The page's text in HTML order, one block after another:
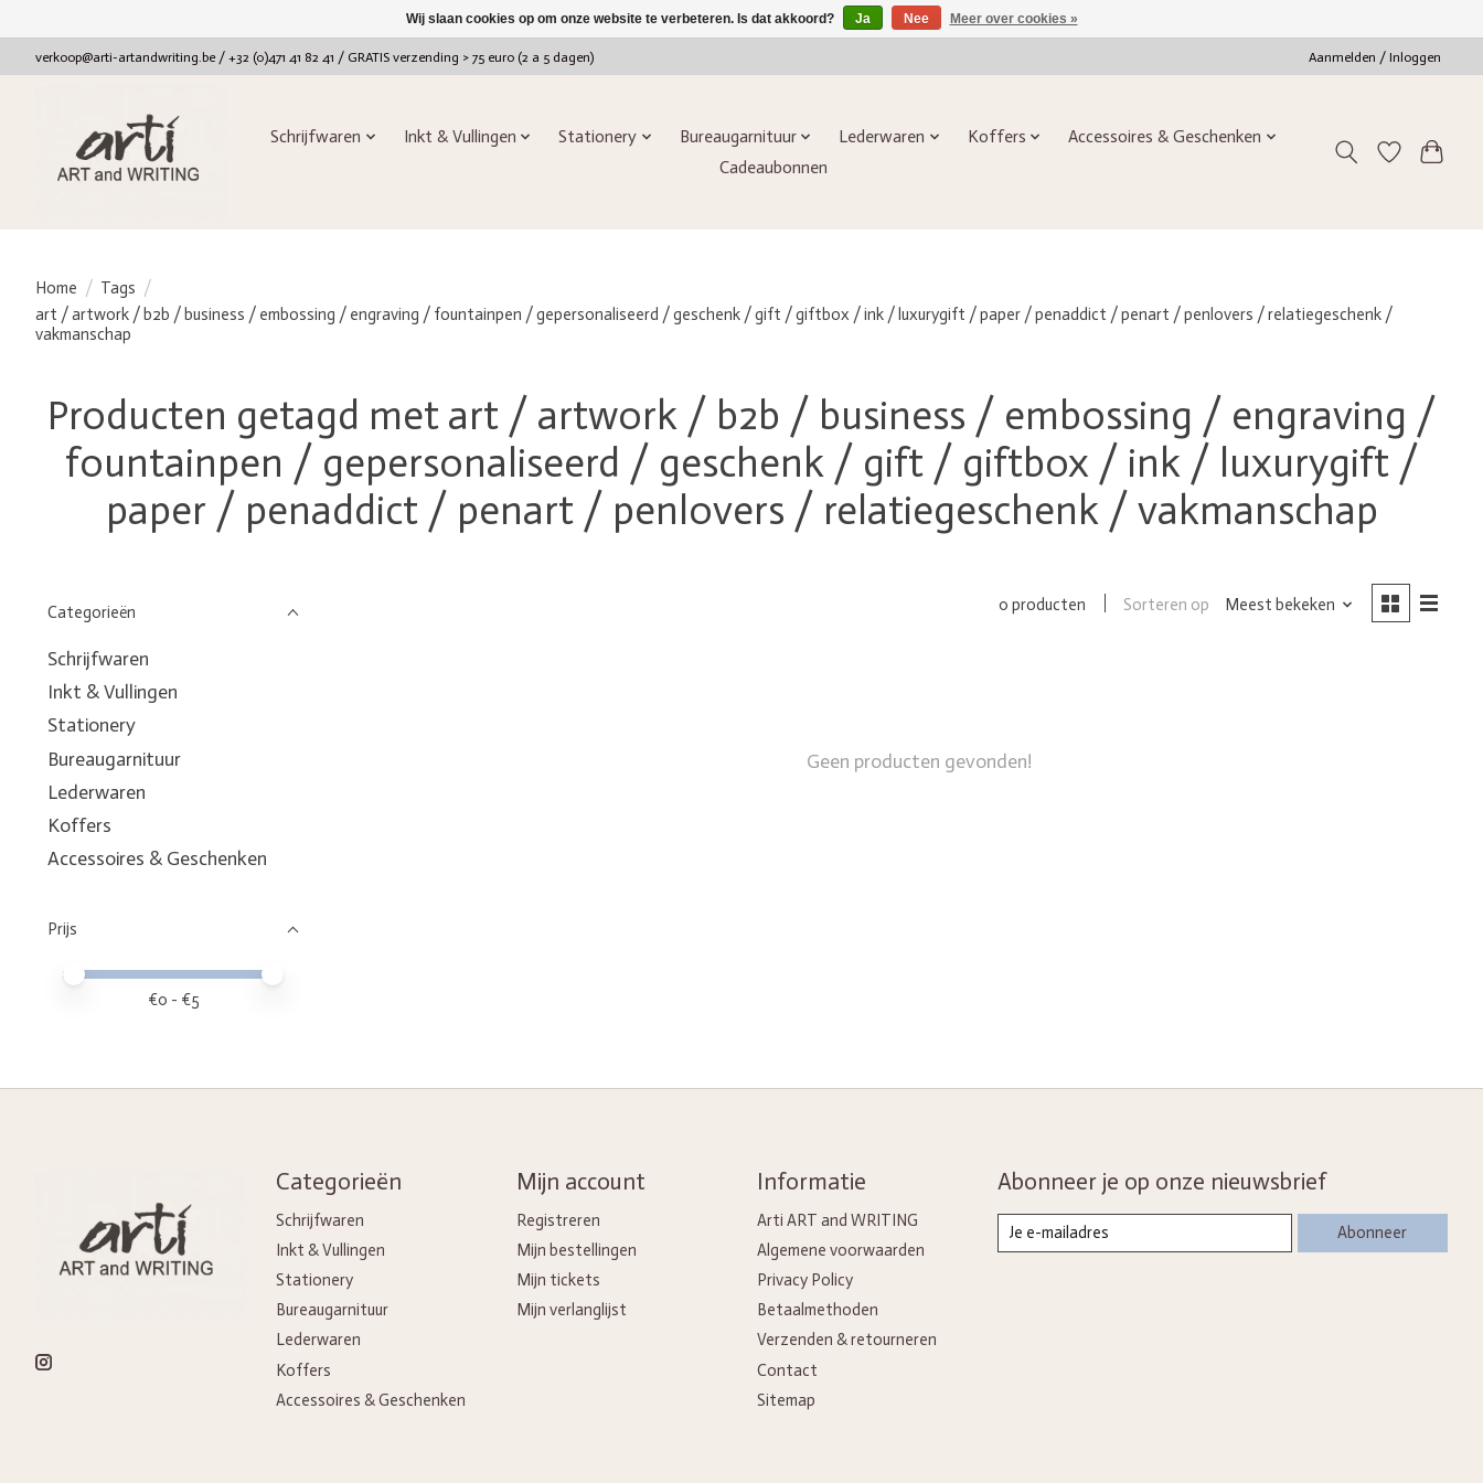
verkoop@arti-artandwriting.be/ +32 (0)471 41 82 41 / GRATIS verzending > 75 euro (2 a 5 dagen) Aanmelden / Inloggen
Schrijfwaren Inkt & Vullingen Stationery Bureaugarnituur Lederwaren Koffers
Accessoires & Geschenken
Cadeaubonnen
Home / Tags /
art / artwork / b2b / business / embossing / engraving / fountainpen / gepersonaliseerd / geschenk / gift / giftbox / ink / luxurygift / paper / penaddict / penart / penlovers / relatiegeschenk /
vakmanschap
Producten getagd met art / artwork / b2b / business / embossing / engraving /
fountainpen / gepersonaliseerd / geschenk / gift / giftbox / ink / luxurygift /
paper / penaddict / penart / penlovers / relatiegeschenk / vakmanschap
Categorieën
Schrijfwaren
Inkt & Vullingen
Stationery
Bureaugarnituur
Lederwaren
Koffers
Accessoires & Geschenken
Prijs
Minimale prijswaarde
Price maximum value
€0 - €5
0 producten Sorteren op Meest bekeken
Geen producten gevonden!
Categorieën
Schrijfwaren
Inkt & Vullingen
Stationery
Bureaugarnituur
Lederwaren
Koffers
Accessoires & Geschenken
Mijn account
Registreren
Mijn bestellingen
Mijn tickets
Mijn verlanglijst
Informatie
Arti ART and WRITING
Algemene voorwaarden
Privacy Policy
Betaalmethoden
Verzenden & retourneren
Contact
Sitemap
Abonneer je op onze nieuwsbrief
Abonneer
Wij slaan cookies op om onze website te verbeteren. Is dat akkoord? Ja Nee Meer over cookies »